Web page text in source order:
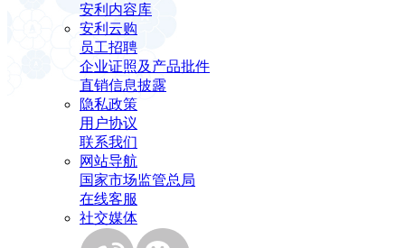
安利内容库
安利云购
员工招聘
企业证照及产品批件
直销信息披露
隐私政策
用户协议
联系我们
网站导航
国家市场监管总局
在线客服
社交媒体